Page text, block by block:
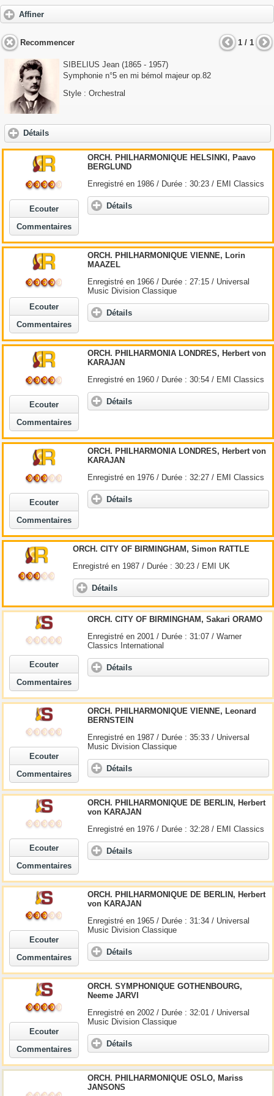
Affiner
Recommencer 1 / 1
SIBELIUS Jean (1865 - 1957)
Symphonie n°5 en mi bémol majeur op.82
Style : Orchestral
Détails
Ecouter
Commentaires
ORCH. PHILHARMONIQUE HELSINKI, Paavo
BERGLUND
Enregistré en 1986 / Durée : 30:23 / EMI Classics
Détails
Ecouter
Commentaires
ORCH. PHILHARMONIQUE VIENNE, Lorin
MAAZEL
Enregistré en 1966 / Durée : 27:15 / Universal
Music Division Classique
Détails
Ecouter
Commentaires
ORCH. PHILHARMONIA LONDRES, Herbert von
KARAJAN
Enregistré en 1960 / Durée : 30:54 / EMI Classics
Détails
Ecouter
Commentaires
ORCH. PHILHARMONIA LONDRES, Herbert von
KARAJAN
Enregistré en 1976 / Durée : 32:27 / EMI Classics
Détails
ORCH. CITY OF BIRMINGHAM, Simon RATTLE
Enregistré en 1987 / Durée : 30:23 / EMI UK
Détails
Ecouter
Commentaires
ORCH. CITY OF BIRMINGHAM, Sakari ORAMO
Enregistré en 2001 / Durée : 31:07 / Warner
Classics International
Détails
Ecouter
Commentaires
ORCH. PHILHARMONIQUE VIENNE, Leonard
BERNSTEIN
Enregistré en 1987 / Durée : 35:33 / Universal
Music Division Classique
Détails
Ecouter
Commentaires
ORCH. PHILHARMONIQUE DE BERLIN, Herbert
von KARAJAN
Enregistré en 1976 / Durée : 32:28 / EMI Classics
Détails
Ecouter
Commentaires
ORCH. PHILHARMONIQUE DE BERLIN, Herbert
von KARAJAN
Enregistré en 1965 / Durée : 31:34 / Universal
Music Division Classique
Détails
Ecouter
Commentaires
ORCH. SYMPHONIQUE GOTHENBOURG,
Neeme JARVI
Enregistré en 2002 / Durée : 32:01 / Universal
Music Division Classique
Détails
ORCH. PHILHARMONIQUE OSLO, Mariss
JANSONS